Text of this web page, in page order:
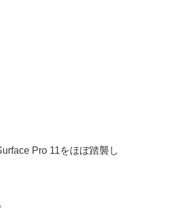
Pro 11をほぼ踏襲し